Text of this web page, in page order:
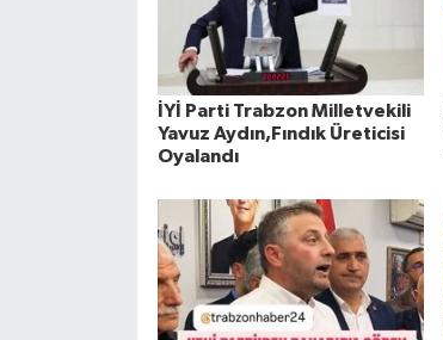
İYİ Parti Trabzon Milletvekili
Yavuz Aydın,Fındık Üreticisi
Oyalandı